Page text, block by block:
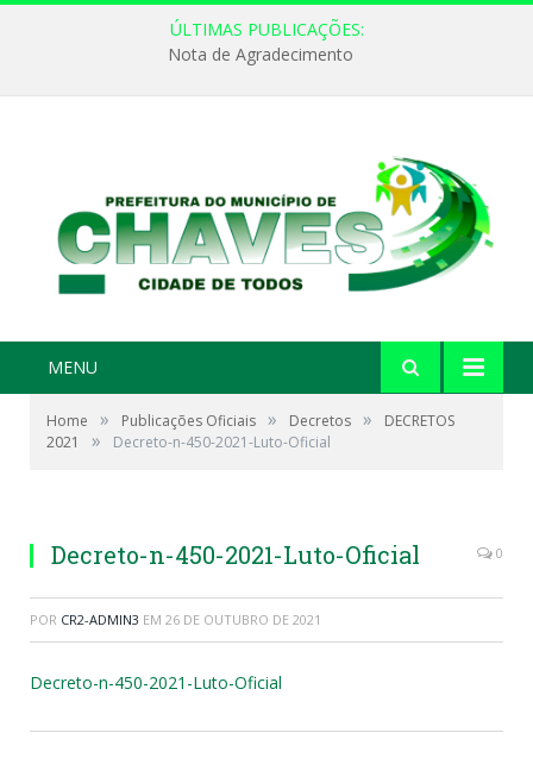
ÚLTIMAS PUBLICAÇÕES:
Nota de Agradecimento
MENU
Home » Publicações Oficiais » Decretos »
DECRETOS
2021
» Decreto-n-450-2021-Luto-Oficial
Decreto-n-450-2021-Luto-Oficial 0
POR CR2-ADMIN3 EM 26 DE OUTUBRO DE 2021
Decreto-n-450-2021-Luto-Oficial